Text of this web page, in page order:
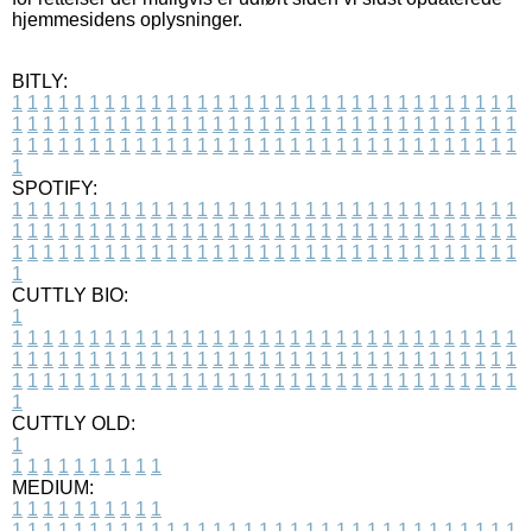
hjemmesidens oplysninger.
BITLY:
1 1 1 1 1 1 1 1 1 1 1 1 1 1 1 1 1 1 1 1 1 1 1 1 1 1 1 1 1 1 1 1 1
1 1 1 1 1 1 1 1 1 1 1 1 1 1 1 1 1 1 1 1 1 1 1 1 1 1 1 1 1 1 1 1 1
1 1 1 1 1 1 1 1 1 1 1 1 1 1 1 1 1 1 1 1 1 1 1 1 1 1 1 1 1 1 1 1 1
1
SPOTIFY:
1 1 1 1 1 1 1 1 1 1 1 1 1 1 1 1 1 1 1 1 1 1 1 1 1 1 1 1 1 1 1 1 1
1 1 1 1 1 1 1 1 1 1 1 1 1 1 1 1 1 1 1 1 1 1 1 1 1 1 1 1 1 1 1 1 1
1 1 1 1 1 1 1 1 1 1 1 1 1 1 1 1 1 1 1 1 1 1 1 1 1 1 1 1 1 1 1 1 1
1
CUTTLY BIO:
1
1 1 1 1 1 1 1 1 1 1 1 1 1 1 1 1 1 1 1 1 1 1 1 1 1 1 1 1 1 1 1 1 1
1 1 1 1 1 1 1 1 1 1 1 1 1 1 1 1 1 1 1 1 1 1 1 1 1 1 1 1 1 1 1 1 1
1 1 1 1 1 1 1 1 1 1 1 1 1 1 1 1 1 1 1 1 1 1 1 1 1 1 1 1 1 1 1 1 1
1
CUTTLY OLD:
1
1 1 1 1 1 1 1 1 1 1
MEDIUM:
1 1 1 1 1 1 1 1 1 1